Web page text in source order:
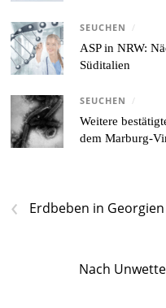
SEUCHEN /
ASP in NRW:
Süditalien
SEUCHEN /
Weitere
dem Marburg-
‹ Erdbeben in Georgien
Nach